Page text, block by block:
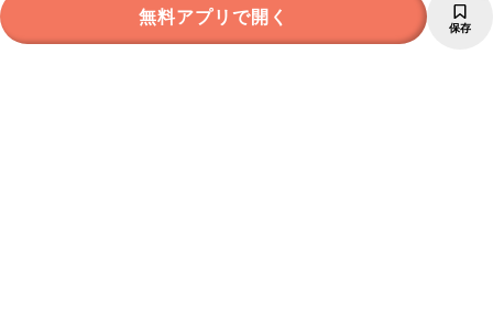
無料アプリで開く 保存